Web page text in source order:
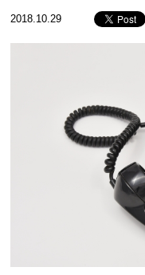
2018.10.29